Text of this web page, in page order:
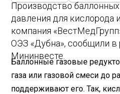
Производство
давления для кислорода
компания
ОЭЗ «Дубна», сообщили в
Мининвесте.
Баллонные газовые
газа или газовой смеси до
поддерживают его. Так,